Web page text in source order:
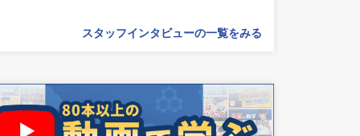
スタッフインタビューの一覧をみる